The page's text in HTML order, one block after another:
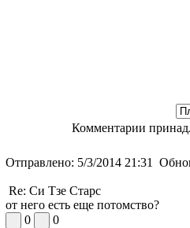
Комментарии
Отправлено: 5/3/2014 21:31
Re: Си Тзе Старс
от него есть еще потомство?
0
0